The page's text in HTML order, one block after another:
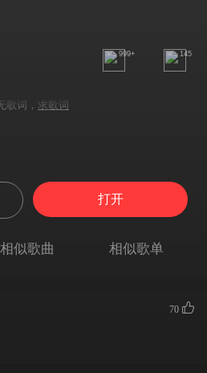
999+ 145
歌词， 求歌词
打开
相似歌曲 相似歌单
70